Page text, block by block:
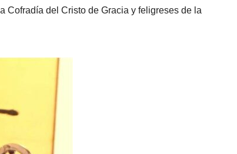
Cofradía del Cristo de Gracia y feligreses de la